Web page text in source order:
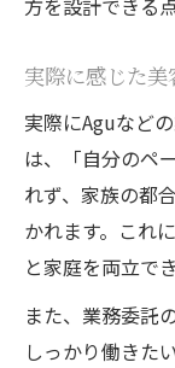
方を設計できる
実際に感じた
実際にAguなど
は、「自分のペ
れず、家族の都
かれます。これ
と家庭を両立で
また、業務委託
しっかり働きた